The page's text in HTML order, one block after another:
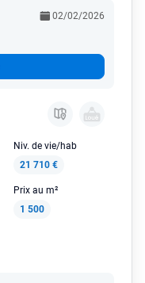
02/02/2026
Niv. de vie/hab
21 710 €
Prix au m²
1 500